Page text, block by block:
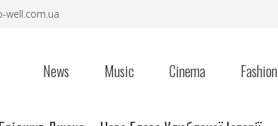
well.com.ua
News Music Cinema Fashion